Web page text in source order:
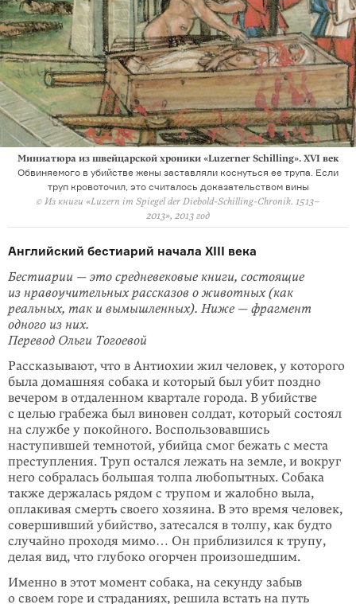
Миниатюра из швейцарской хроники «Luzerner Schilling». XVI век
Обвиняемого в убийстве жены заставляли коснуться ее трупа. Если
труп кровоточил, это считалось доказательством вины
© Из книги «Luzern im Spiegel der Diebold-Schilling-Chronik. 1513–
2013», 2013 год
Английский бестиарий начала XIII века
Бестиарии — это средневековые книги, состоящие
из нравоучительных рассказов о животных (как
реальных, так и вымышленных). Ниже — фрагмент
одного из них.
Перевод Ольги Тогоевой
Рассказывают, что в Антиохии жил человек, у которого
была домашняя собака и который был убит поздно
вечером в отдаленном квартале города. В убийстве
с целью грабежа был виновен солдат, который состоял
на службе у покойного. Воспользовавшись
наступившей темнотой, убийца смог бежать с места
преступления. Труп остался лежать на земле, и вокруг
него собралась большая толпа любопытных. Собака
также держалась рядом с трупом и жалобно выла,
оплакивая смерть своего хозяина. В это время человек,
совершивший убийство, затесался в толпу, как будто
случайно проходя мимо… Он приблизился к трупу,
делая вид, что глубоко огорчен произошедшим.
Именно в этот момент собака, на секунду забыв
о своем горе и страданиях, решила встать на путь